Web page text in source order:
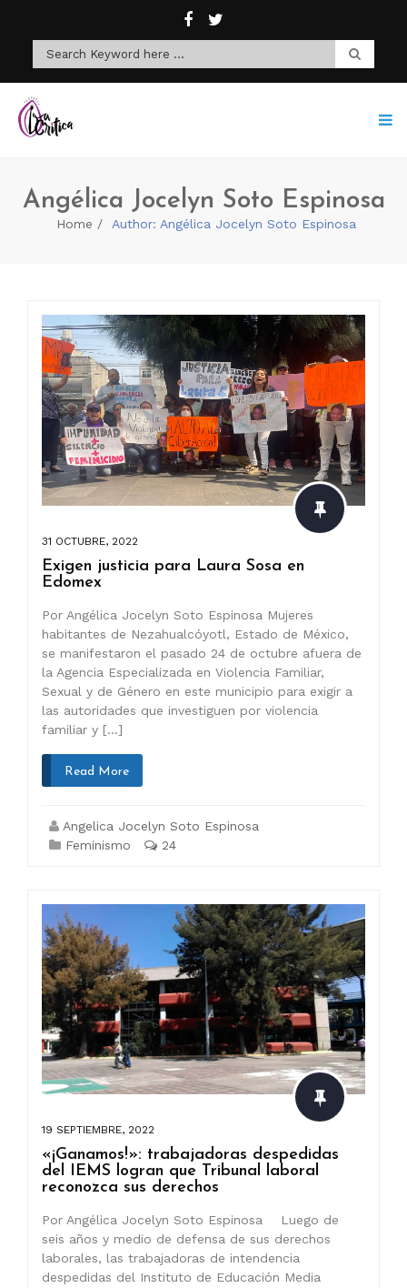
Angélica Jocelyn Soto Espinosa
Home Author: Angélica Jocelyn Soto Espinosa
31 OCTUBRE, 2022
Exigen justicia para Laura Sosa en
Edomex
Por Angélica Jocelyn Soto Espinosa Mujeres
habitantes de Nezahualcóyotl, Estado de México,
se manifestaron el pasado 24 de octubre afuera de
la Agencia Especializada en Violencia Familiar,
Sexual y de Género en este municipio para exigir a
las autoridades que investiguen por violencia
familiar y […]
Read More
Angelica Jocelyn Soto Espinosa
Feminismo
24
19 SEPTIEMBRE, 2022
«¡Ganamos!»: trabajadoras despedidas
del IEMS logran que Tribunal laboral
reconozca sus derechos
Por Angélica Jocelyn Soto Espinosa Luego de
seis años y medio de defensa de sus derechos
laborales, las trabajadoras de intendencia
despedidas del Instituto de Educación Media